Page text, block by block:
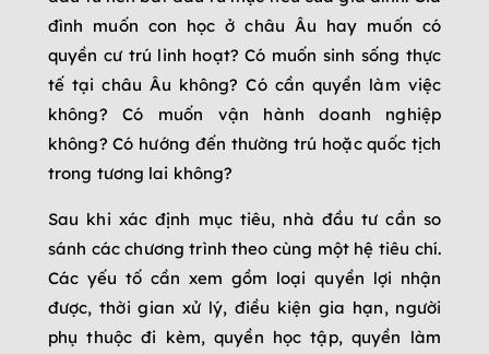
đình muốn con học ở châu Âu hay muốn có
quyền cư trú linh hoạt? Có muốn sinh sống thực
tế tại châu Âu không? Có cần quyền làm việc
không? Có muốn vận hành doanh nghiệp
không? Có hướng đến thường trú hoặc quốc tịch
trong tương lai không?
Sau khi xác định mục tiêu, nhà đầu tư cần so
sánh các chương trình theo cùng một hệ tiêu chí.
Các yếu tố cần xem gồm loại quyền lợi nhận
được, thời gian xử lý, điều kiện gia hạn, người
phụ thuộc đi kèm, quyền học tập, quyền làm